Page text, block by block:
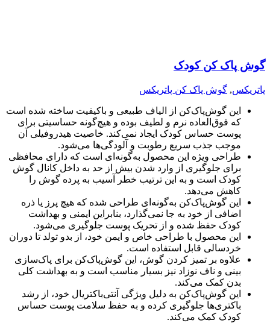
گوش پاک کن کودک
پاتریکس, گوش پاک کن پاتریکس
این گوش‌پاک‌کن از الیاف طبیعی و باکیفیت ساخته شده است
که فوق‌العاده نرم و لطیف بوده و هیچ‌گونه حساسیتی برای
پوست حساس کودک ایجاد نمی‌کند. خاصیت هیدروفیلی آن
موجب جذب سریع رطوبت و آلودگی‌ها می‌شود.
طراحی ویژه این محصول به‌گونه‌ای است که دارای محافظی
برای جلوگیری از وارد شدن بیش از حد به داخل کانال گوش
کودک است و به این ترتیب خطر آسیب به پرده گوش را
کاهش می‌دهد.
این گوش‌پاک‌کن به‌گونه‌ای طراحی شده که هیچ پرز یا ذره
اضافی از خود به جا نمی‌گذارد، بنابراین ایمنی و بهداشت
کودک حفظ شده و از تحریک پوست جلوگیری می‌شود.
این محصول با طراحی خاص و ایمن خود، از بدو تولد تا دوران
خردسالی قابل استفاده است.
علاوه بر تمیز کردن گوش، این گوش‌پاک‌کن برای پاک‌سازی
بینی و ناف نوزاد نیز بسیار مناسب است و به بهداشت کلی
بدن کمک می‌کند.
این گوش‌پاک‌کن به دلیل ویژگی آنتی‌باکتریال خود، از رشد
باکتری‌ها جلوگیری کرده و به حفظ سلامت پوست حساس
کودک کمک می‌کند.